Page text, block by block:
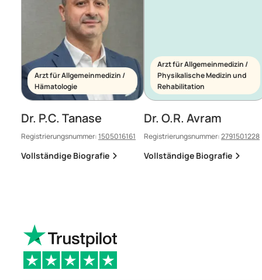
Arzt für Allgemeinmedizin /
Hämatologie
Dr. P.C. Tanase
Registrierungsnummer:1505016161
Vollständige Biografie
Arzt für Allgemeinmedizin /
Physikalische Medizin und
Rehabilitation
Dr. O.R. Avram
Registrierungsnummer:2791501228
Vollständige Biografie